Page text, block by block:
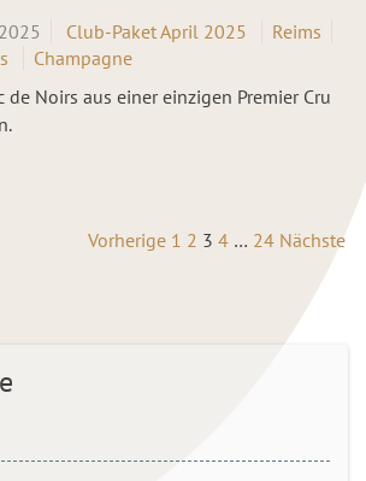
Club-Paket April 2025
Reims
Champagne
de Noirs aus einer einzigen Premier Cru
Vorherige 1 2 3 4 … 24 Nächste